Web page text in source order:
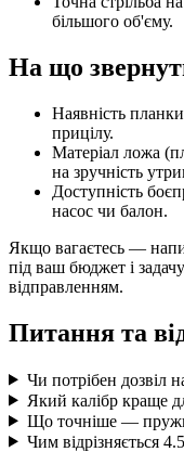
більшого об'єму.
На що
Наявність
прицілу.
Матеріал ложа
на зручність
Доступність
насос чи балон.
Якщо вагаєтесь —
під ваш бюджет і
відправленням.
Питання та
Чи потрібен дозвіл
Який калібр краще
Що точніше —
Чим відрізняється